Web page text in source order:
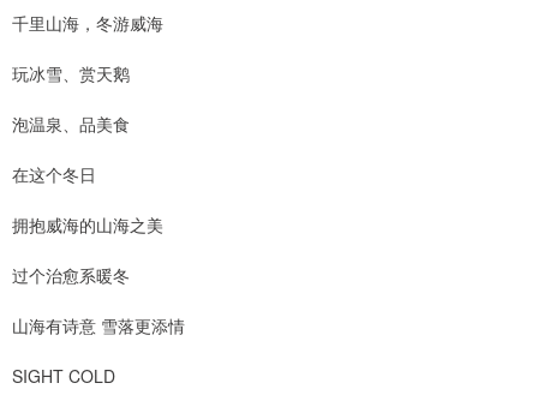
千里山海，冬游威海
玩冰雪、赏天鹅
泡温泉、品美食
在这个冬日
拥抱威海的山海之美
过个治愈系暖冬
山海有诗意 雪落更添情
SIGHT COLD